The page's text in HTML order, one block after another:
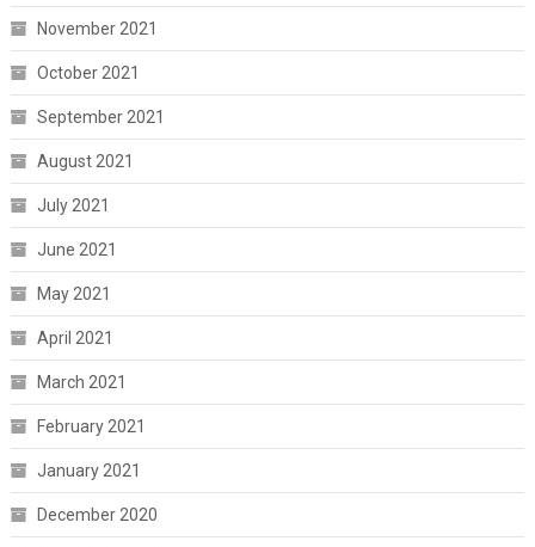
November 2021
October 2021
September 2021
August 2021
July 2021
June 2021
May 2021
April 2021
March 2021
February 2021
January 2021
December 2020